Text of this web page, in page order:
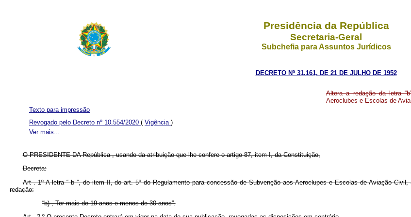
Presidência da República
Secretaria-Geral
Subchefia para Assuntos Jurídicos
DECRETO Nº 31.161, DE 21 DE JULHO DE 1952
Altera a redação da letra
Aeroclubes e Escolas de
Ver mais...
Texto para impressão
Revogado pelo Decreto nº 10.554/2020 ( Vigência )
O PRESIDENTE DA República, usando da atribuição que lhe confere o artigo 87, item I, da Constituição,
Decreta:
Art . 1º A letra “ b ”, do item II, do art. 5º do Regulamento para concessão de Subvenção aos Aeroclupes e Escolas de Aviação
redação:
“b) , Ter mais de 19 anos e menos de 30 anos”.